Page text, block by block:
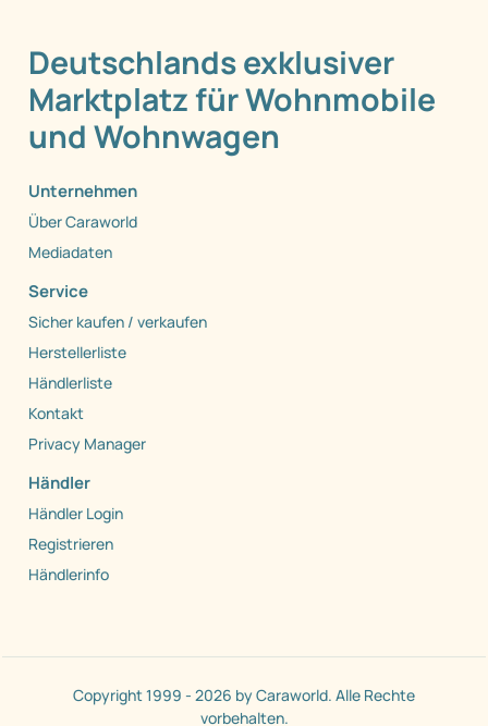
Deutschlands exklusiver
Marktplatz für Wohnmobile
und Wohnwagen
Unternehmen
Über Caraworld
Mediadaten
Service
Sicher kaufen / verkaufen
Herstellerliste
Händlerliste
Kontakt
Privacy Manager
Händler
Händler Login
Registrieren
Händlerinfo
Copyright 1999 - 2026 by Caraworld. Alle Rechte
vorbehalten.